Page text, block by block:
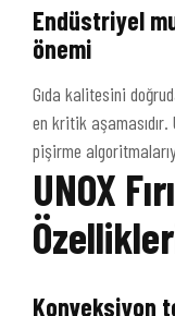
Endüstriyel
önemi
Gıda kalitesini
en kritik aşamasıdır.
pişirme
UNOX
Konveksiyon